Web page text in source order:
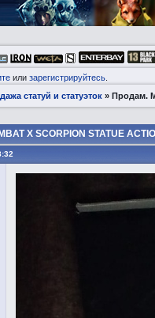
или зарегистрируйтесь.
статуй и статуэток »Прoдам.
X SCORPION STATUE